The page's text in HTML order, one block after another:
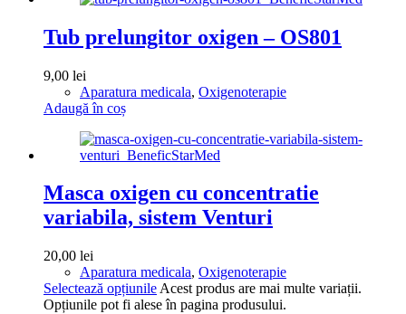
Tub prelungitor oxigen – OS801
9,00 lei
Aparatura medicala, Oxigenoterapie
Adaugă în coș
Masca oxigen cu concentratie
variabila, sistem Venturi
20,00 lei
Aparatura medicala, Oxigenoterapie
Selectează opțiunile Acest produs are mai multe variații.
Opțiunile pot fi alese în pagina produsului.